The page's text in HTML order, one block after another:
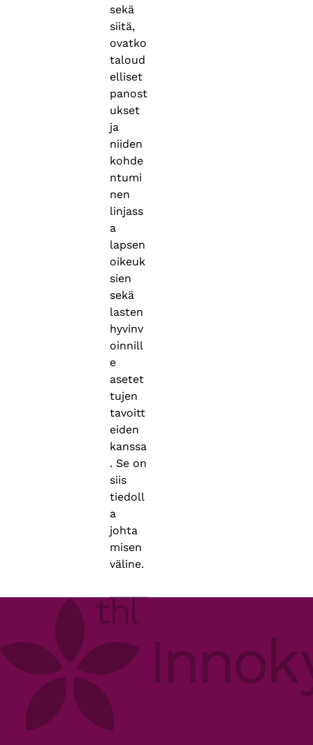
sekä
siitä,
ovatko
taloud
elliset
panost
ukset
ja
niiden
kohde
ntumi
nen
linjass
a
lapsen
oikeuk
sien
sekä
lasten
hyvinv
oinnill
e
asetet
tujen
tavoitt
eiden
kanssa
. Se on
siis
tiedoll
a
johta
misen
väline.